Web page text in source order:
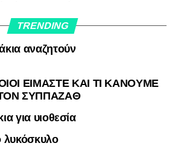
TRENDING
αναζητούν
ΕΙΜΑΣΤΕ ΚΑΙ ΤΙ ΚΑΝΟΥΜΕ
ΣΥΠΠΑΖΑΘ
για υιοθεσία